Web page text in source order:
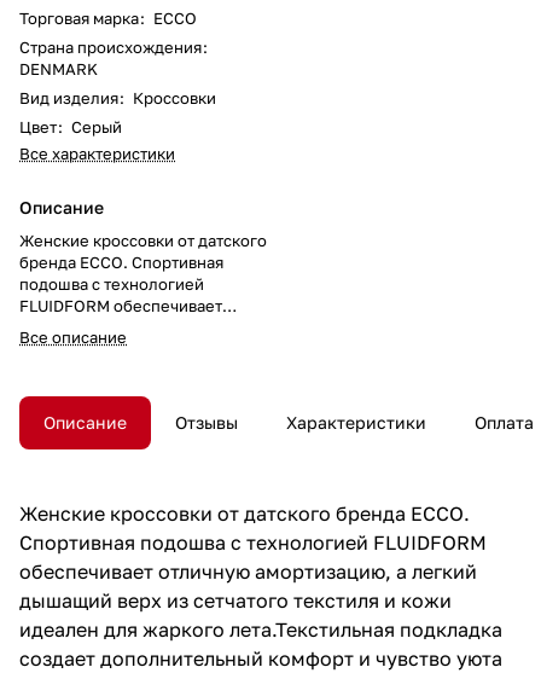
Торговая марка: ECCO
Страна происхождения:
DENMARK
Вид изделия: Кроссовки
Цвет: Серый
Все характеристики
Описание
Женские кроссовки от датского
бренда ECCO. Спортивная
подошва с технологией
FLUIDFORM обеспечивает
отличную амортизацию, а
легкий дышащий верх из
идеален для жаркого
лета.Текстильная подкладка
создает дополнительный
дышащего текстиля. Она
эффективно впитывает влагу и
поддерживает комфортный
Полиуретановая подошва
анатомической формы
отличается легкостью,
Все описание
Описание Отзывы Характеристики Оплата
Женские кроссовки от датского бренда ECCO.
Спортивная подошва с технологией FLUIDFORM
обеспечивает отличную амортизацию, а легкий
дышащий верх из сетчатого текстиля и кожи
идеален для жаркого лета.Текстильная подкладка
создает дополнительный комфорт и чувство уюта